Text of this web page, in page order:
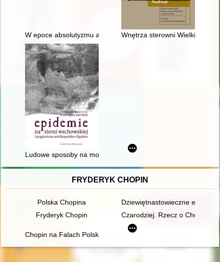
W epoce absolutyzmu austriackiegoWnętrza sterowni Wielkiego
Ludowe sposoby na morowe powietrze
FRYDERYK CHOPIN
Polska Chopina
Dziewiętnastowieczne edycje
Fryderyk Chopin
Czarodziej. Rzecz o Chopinie
Chopin na Falach Polskiego Radia